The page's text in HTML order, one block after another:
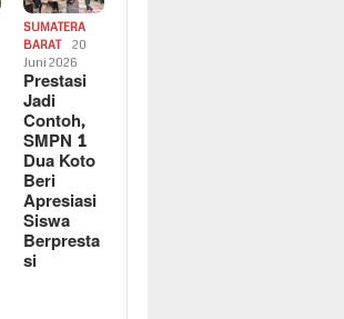
SUMATERA
BARAT
20
Juni 2026
Prestasi
Jadi
Contoh,
SMPN 1
Dua Koto
Beri
Apresiasi
Siswa
Berpresta
si